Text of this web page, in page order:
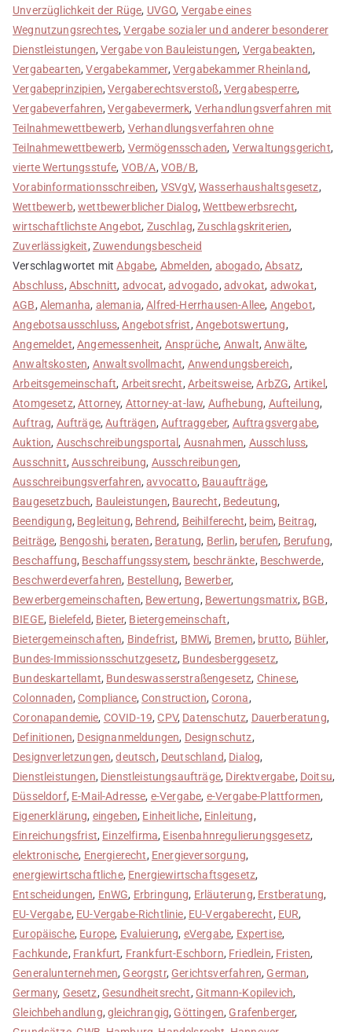
Unverzüglichkeit der Rüge, UVGO, Vergabe eines
Wegnutzungsrechtes,Vergabe sozialer und anderer besonderer
Dienstleistungen,Vergabe von Bauleistungen, Vergabeakten,
Vergabearten,Vergabekammer, Vergabekammer Rheinland,
Vergabeprinzipien,Vergaberechtsverstoß, Vergabesperre,
Vergabeverfahren,Vergabevermerk, Verhandlungsverfahren mit
Teilnahmewettbewerb, Verhandlungsverfahren ohne
Teilnahmewettbewerb, Vermögensschaden, Verwaltungsgericht,
vierte Wertungsstufe, VOB/A, VOB/B,
Vorabinformationsschreiben, VSVgV, Wasserhaushaltsgesetz,
Wettbewerb,wettbewerblicher Dialog,Wettbewerbsrecht,
wirtschaftlichste Angebot, Zuschlag,Zuschlagskriterien,
Zuverlässigkeit, Zuwendungsbescheid
Verschlagwortet mitAbgabe, Abmelden, abogado,Absatz,
Abschluss, Abschnitt, advocat,advogado,advokat, adwokat,
AGB, Alemanha, alemania,Alfred-Herrhausen-Allee, Angebot,
Angebotsausschluss,Angebotsfrist, Angebotswertung,
Angemeldet,Angemessenheit, Ansprüche, Anwalt,Anwälte,
Anwaltskosten, Anwaltsvollmacht, Anwendungsbereich,
Arbeitsgemeinschaft, Arbeitsrecht, Arbeitsweise,ArbZG, Artikel ,
Atomgesetz,Attorney, Attorney-at-law, Aufhebung, Aufteilung,
Auftrag, Aufträge,Aufträgen,Auftraggeber, Auftragsvergabe,
Auktion, Auschschreibungsportal, Ausnahmen, Ausschluss,
Ausschnitt,Ausschreibung, Ausschreibungen,
Ausschreibungsverfahren,avvocatto, Bauaufträge,
Baugesetzbuch, Bauleistungen, Baurecht, Bedeutung,
Beendigung, Begleitung, Behrend, Beihilferecht, beim, Beitrag,
Beiträge, Bengoshi, beraten, Beratung, Berlin, berufen, Berufung,
Beschaffung, Beschaffungssystem, beschränkte, Beschwerde,
Beschwerdeverfahren, Bestellung, Bewerber,
Bewerbergemeinschaften, Bewertung, Bewertungsmatrix, BGB,
BIEGE, Bielefeld, Bieter, Bietergemeinschaft,
Bietergemeinschaften, Bindefrist, BMWi, Bremen, brutto, Bühler,
Bundes-Immissionsschutzgesetz, Bundesberggesetz,
Bundeskartellamt, Bundeswasserstraßengesetz, Chinese,
Colonnaden,Compliance,Construction,Corona,
Coronapandemie, COVID-19,CPV, Datenschutz, Dauerberatung,
Definitionen, Designanmeldungen, Designschutz,
Designverletzungen,deutsch, Deutschland, Dialog,
Dienstleistungen, Dienstleistungsaufträge, Direktvergabe, Doitsu,
Düsseldorf, E-Mail-Adresse, e-Vergabe, e-Vergabe-Plattformen,
Eigenerklärung, eingeben, Einheitliche, Einleitung,
Einreichungsfrist, Einzelfirma, Eisenbahnregulierungsgesetz,
elektronische, Energierecht, Energieversorgung,
energiewirtschaftliche, Energiewirtschaftsgesetz,
Entscheidungen, EnWG, Erbringung, Erläuterung, Erstberatung,
EU-Vergabe, EU-Vergabe-Richtlinie, EU-Vergaberecht, EUR,
Europäische, Europe, Evaluierung, eVergabe, Expertise,
Fachkunde, Frankfurt, Frankfurt-Eschborn, Friedlein, Fristen,
Generalunternehmen, Georgstr, Gerichtsverfahren, German,
Germany, Gesetz, Gesundheitsrecht, Gitmann-Kopilevich,
Gleichbehandlung,gleichrangig, Göttingen, Grafenberger,